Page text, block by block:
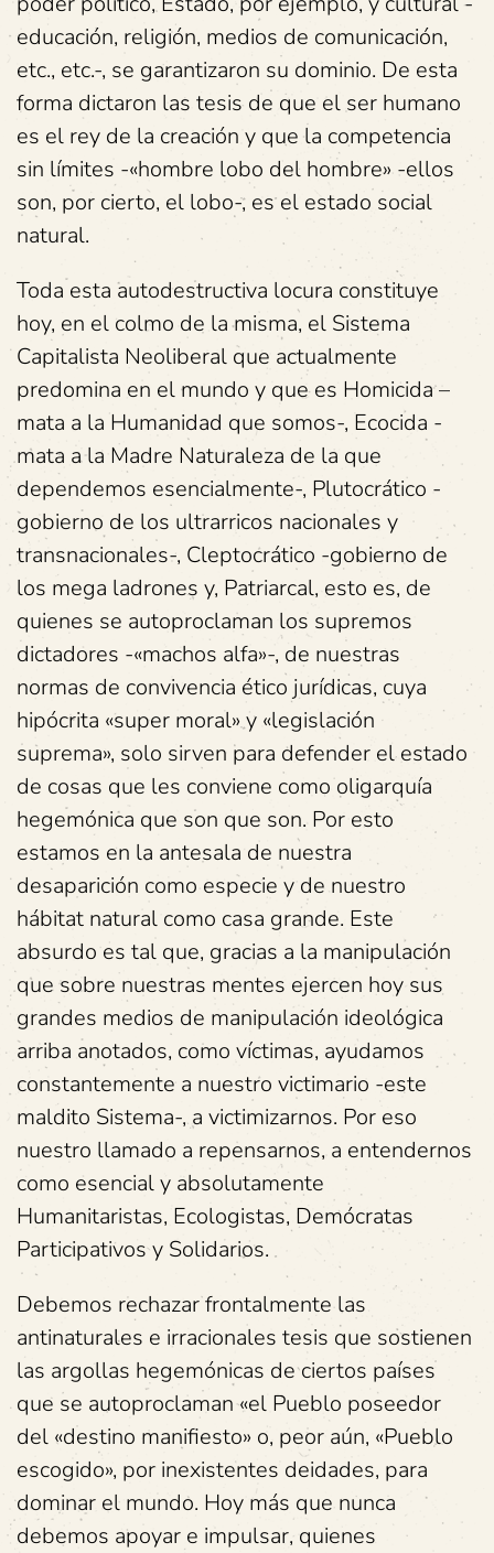
educación, religión, medios de comunicación,
etc., etc.-, se garantizaron su dominio. De esta
forma dictaron las tesis de que el ser humano
es el rey de la creación y que la competencia
sin límites -«hombre lobo del hombre» -ellos
son, por cierto, el lobo-, es el estado social
natural.
Toda esta autodestructiva locura constituye
hoy, en el colmo de la misma, el Sistema
Capitalista Neoliberal que actualmente
predomina en el mundo y que es Homicida –
mata a la Humanidad que somos-, Ecocida -
mata a la Madre Naturaleza de la que
dependemos esencialmente-, Plutocrático -
gobierno de los ultrarricos nacionales y
transnacionales-, Cleptocrático -gobierno de
los mega ladrones y, Patriarcal, esto es, de
quienes se autoproclaman los supremos
dictadores -«machos alfa»-, de nuestras
normas de convivencia ético jurídicas, cuya
hipócrita «super moral» y «legislación
suprema», solo sirven para defender el estado
de cosas que les conviene como oligarquía
hegemónica que son que son. Por esto
estamos en la antesala de nuestra
desaparición como especie y de nuestro
hábitat natural como casa grande. Este
absurdo es tal que, gracias a la manipulación
que sobre nuestras mentes ejercen hoy sus
grandes medios de manipulación ideológica
arriba anotados, como víctimas, ayudamos
constantemente a nuestro victimario -este
maldito Sistema-, a victimizarnos. Por eso
nuestro llamado a repensarnos, a entendernos
como esencial y absolutamente
Humanitaristas, Ecologistas, Demócratas
Participativos y Solidarios.
Debemos rechazar frontalmente las
antinaturales e irracionales tesis que sostienen
las argollas hegemónicas de ciertos países
que se autoproclaman «el Pueblo poseedor
del «destino manifiesto» o, peor aún, «Pueblo
escogido», por inexistentes deidades, para
dominar el mundo. Hoy más que nunca
debemos apoyar e impulsar, quienes